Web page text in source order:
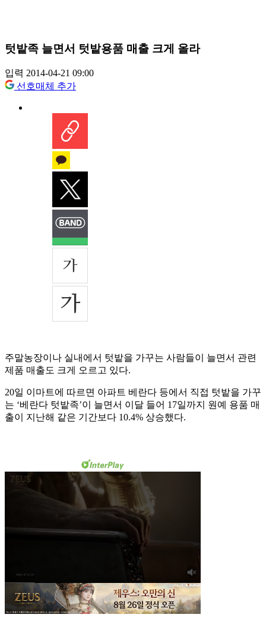
텃밭족 늘면서 텃밭용품 매출 크게 올라
입력 2014-04-21 09:00
선호매체 추가
주말농장이나 실내에서 텃밭을 가꾸는 사람들이 늘면서 관련
제품 매출도 크게 오르고 있다.
20일 이마트에 따르면 아파트 베란다 등에서 직접 텃밭을 가꾸
는 ‘베란다 텃밭족’이 늘면서 이달 들어 17일까지 원예 용품 매
출이 지난해 같은 기간보다 10.4% 상승했다.